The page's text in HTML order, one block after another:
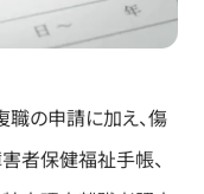
職の申請に加え、傷
者保健福祉手帳、